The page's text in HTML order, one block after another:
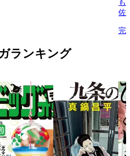
も
佐
完
ランキング